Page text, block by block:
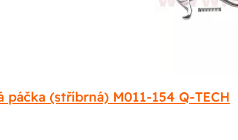
páčka (stříbrná) M011-154 Q-TECH